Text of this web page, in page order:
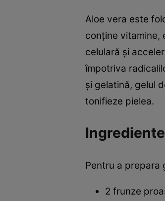
Aloe vera este
conține vitamine,
celulară și
împotriva
și gelatină, gelul
tonifieze pielea.
Pentru a prepara
2 frunze